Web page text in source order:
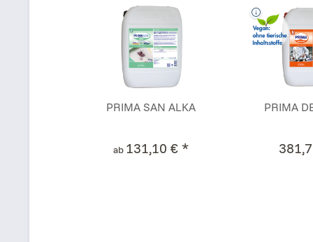
PRIMA SAN ALKA
ab 131,10 € *
PRIMA